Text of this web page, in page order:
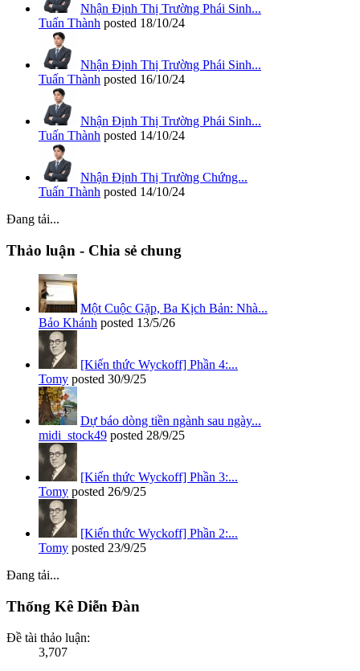
Nhận Định Thị Trường Phái Sinh...
Tuấn Thành posted 18/10/24
Nhận Định Thị Trường Phái Sinh...
Tuấn Thành posted 16/10/24
Nhận Định Thị Trường Phái Sinh...
Tuấn Thành posted 14/10/24
Nhận Định Thị Trường Chứng...
Tuấn Thành posted 14/10/24
Đang tải...
Thảo luận - Chia sẻ chung
Một Cuộc Gặp, Ba Kịch Bản: Nhà...
Bảo Khánh posted 13/5/26
[Kiến thức Wyckoff] Phần 4:...
Tomy posted 30/9/25
Dự báo dòng tiền ngành sau ngày...
midi_stock49 posted 28/9/25
[Kiến thức Wyckoff] Phần 3:...
Tomy posted 26/9/25
[Kiến thức Wyckoff] Phần 2:...
Tomy posted 23/9/25
Đang tải...
Thống Kê Diễn Đàn
Đề tài thảo luận:
3,707